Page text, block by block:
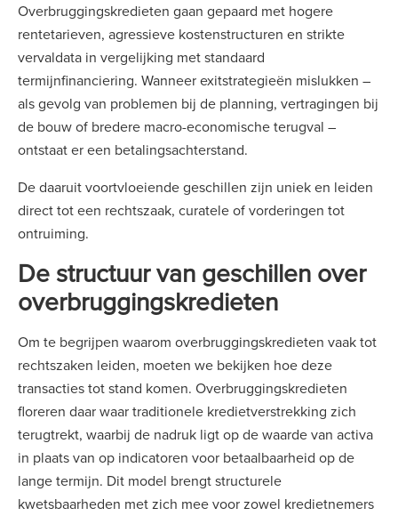
Overbruggingskredieten gaan gepaard met hogere
rentetarieven, agressieve kostenstructuren en strikte
vervaldata in vergelijking met standaard
termijnfinanciering. Wanneer exitstrategieën mislukken –
als gevolg van problemen bij de planning, vertragingen bij
de bouw of bredere macro-economische terugval –
ontstaat er een betalingsachterstand.
De daaruit voortvloeiende geschillen zijn uniek en leiden
direct tot een rechtszaak, curatele of vorderingen tot
ontruiming.
De structuur van geschillen over
overbruggingskredieten
Om te begrijpen waarom overbruggingskredieten vaak tot
rechtszaken leiden, moeten we bekijken hoe deze
transacties tot stand komen. Overbruggingskredieten
floreren daar waar traditionele kredietverstrekking zich
terugtrekt, waarbij de nadruk ligt op de waarde van activa
in plaats van op indicatoren voor betaalbaarheid op de
lange termijn. Dit model brengt structurele
kwetsbaarheden met zich mee voor zowel kredietnemers